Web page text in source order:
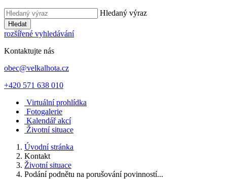
Hledaný výraz
Hledat
rozšířené vyhledávání
Kontaktujte nás
obec@velkalhota.cz
+420 571 638 010
Virtuální prohlídka
Fotogalerie
Kalendář akcí
Životní situace
Úvodní stránka
Kontakt
Životní situace
Podání podnětu na porušování povinností...